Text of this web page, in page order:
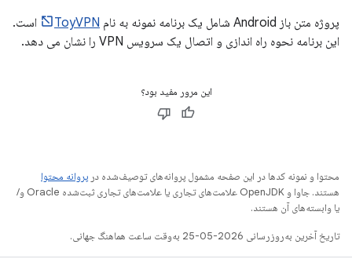
پروژه متن باز Android شامل یک برنامه نمونه به نام ToyVPN
است.
این برنامه نحوه راه اندازی و اتصال یک سرویس VPN را نشان می دهد.
این مرور مفید بود؟
محتوا و نمونه کدها در این صفحه مشمول پروانه‌های توصیف‌شده در پروانه محتوا
هستند. جاوا و OpenJDK علامت‌های تجاری یا علامت‌های تجاری ثبت‌شده Oracle و/
یا وابسته‌های آن هستند.
تاریخ آخرین به‌روزرسانی 2026-05-25 به‌وقت ساعت هماهنگ جهانی.